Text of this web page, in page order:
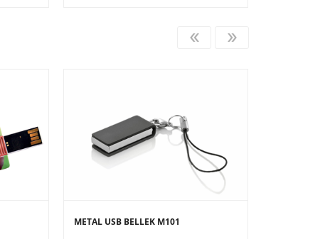
METAL USB BELLEK M101